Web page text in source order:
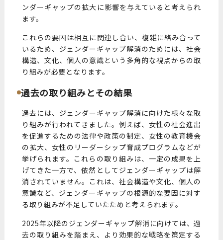
ンダーギャップの拡大に影響を与えていると考えられ
ます。
これらの要因は相互に関連し合い、複雑に絡み合って
いるため、ジェンダーギャップ解消のためには、社会
構造、文化、個人の意識という多角的な視点からの取
り組みが必要となります。
過去の取り組みとその結果
過去には、ジェンダーギャップ解消に向けた様々な取
り組みが行われてきました。例えば、女性の社会進出
を促進するための法律や政策の制定、女性の教育機会
の拡大、女性のリーダーシップ育成プログラムなどが
挙げられます。これらの取り組みは、一定の成果を上
げてきた一方で、依然としてジェンダーギャップは解
消されていません。これは、社会構造や文化、個人の
意識など、ジェンダーギャップの根源的な要因に対す
る取り組みが不足していたためと考えられます。
2025年以降のジェンダーギャップ解消に向けては、過
去の取り組みを踏まえ、より効果的な戦略を策定する